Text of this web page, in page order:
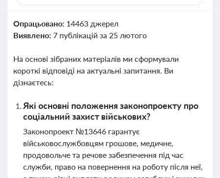
Опрацьовано: 14463 джерел
Виявлено: 7 публікацій за 25 лютого
На основі зібраних матеріалів ми сформували
короткі відповіді на актуальні запитання. Ви
дізнаєтесь:
Які основні положення законопроекту про
соціальний захист військових?
Законопроект №13646 гарантує
військовослужбовцям грошове, медичне,
продовольче та речове забезпечення під час
служби, право на повернення на роботу після неї,